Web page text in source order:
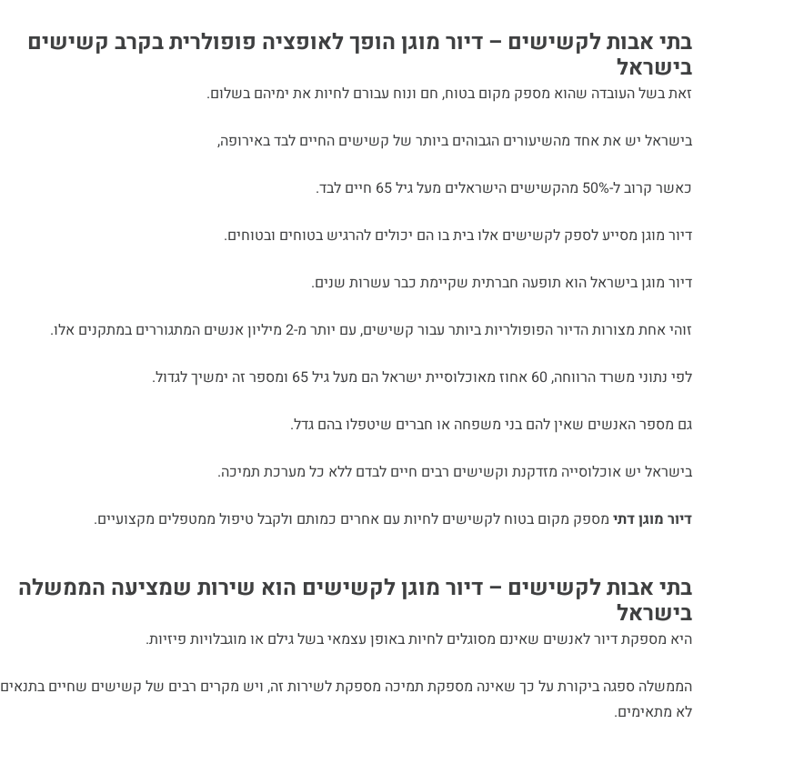
בתי אבות לקשישים – דיור מוגן הופך לאופציה פופולרית בקרב קשישים
בישראל
זאת בשל העובדה שהוא מספק מקום בטוח, חם ונוח עבורם לחיות את ימיהם בשלום.
בישראל יש את אחד מהשיעורים הגבוהים ביותר של קשישים החיים לבד באירופה,
כאשר קרוב ל-50% מהקשישים הישראלים מעל גיל 65 חיים לבד.
דיור מוגן מסייע לספק לקשישים אלו בית בו הם יכולים להרגיש בטוחים ובטוחים.
דיור מוגן בישראל הוא תופעה חברתית שקיימת כבר עשרות שנים.
זוהי אחת מצורות הדיור הפופולריות ביותר עבור קשישים, עם יותר מ-2 מיליון אנשים המתגוררים במתקנים אלו.
לפי נתוני משרד הרווחה, 60 אחוז מאוכלוסיית ישראל הם מעל גיל 65 ומספר זה ימשיך לגדול.
גם מספר האנשים שאין להם בני משפחה או חברים שיטפלו בהם גדל.
בישראל יש אוכלוסייה מזדקנת וקשישים רבים חיים לבדם ללא כל מערכת תמיכה.
דיור מוגן דתי מספק מקום בטוח לקשישים לחיות עם אחרים כמותם ולקבל טיפול ממטפלים מקצועיים.
בתי אבות לקשישים – דיור מוגן לקשישים הוא שירות שמציעה הממשלה
בישראל
היא מספקת דיור לאנשים שאינם מסוגלים לחיות באופן עצמאי בשל גילם או מוגבלויות פיזיות.
הממשלה ספגה ביקורת על כך שאינה מספקת תמיכה מספקת לשירות זה, ויש מקרים רבים של קשישים שחיים בתנאים
לא מתאימים.